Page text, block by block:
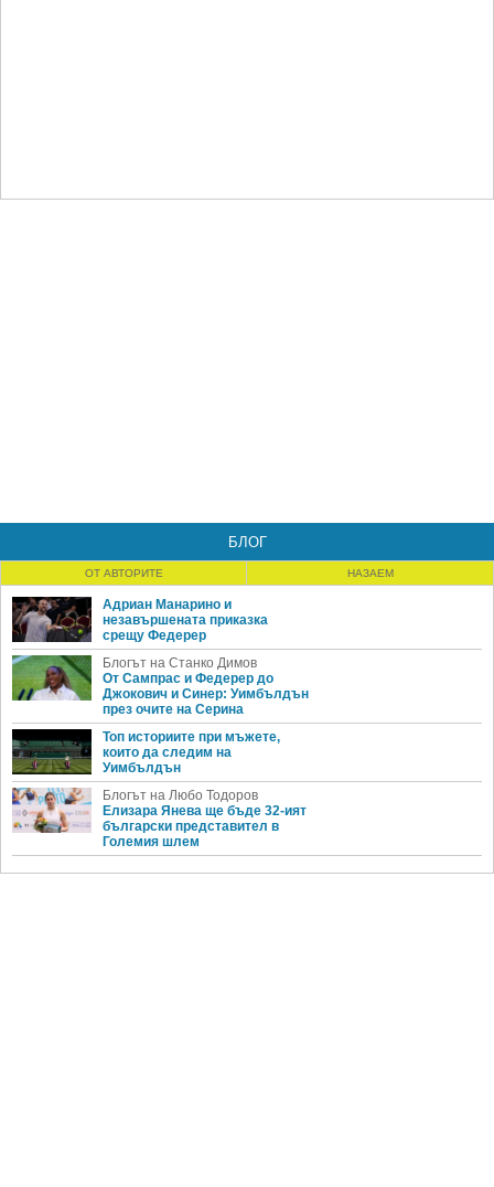
БЛОГ
ОТ АВТОРИТЕ НАЗАЕМ
Адриан Манарино и
незавършената приказка
срещу Федерер
Блогът на Станко Димов
От Сампрас и Федерер до
Джокович и Синер: Уимбълдън
през очите на Серина
Топ историите при мъжете,
които да следим на
Уимбълдън
Блогът на Любо Тодоров
Елизара Янева ще бъде 32-ият
български представител в
Големия шлем